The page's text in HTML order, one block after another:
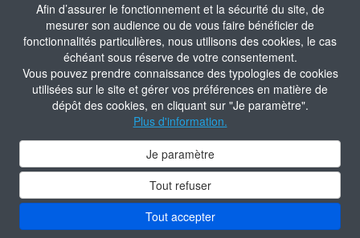
Afin d’assurer le fonctionnement et la sécurité du site, de
mesurer son audience ou de vous faire bénéficier de
fonctionnalités particulières, nous utilisons des cookies, le cas
échéant sous réserve de votre consentement.
Vous pouvez prendre connaissance des typologies de cookies
utilisées sur le site et gérer vos préférences en matière de
dépôt des cookies, en cliquant sur "Je paramètre".
Plus d'information.
Je paramètre
Tout refuser
Tout accepter